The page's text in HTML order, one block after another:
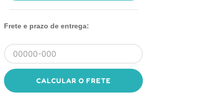
Frete e prazo de entrega:
CALCULAR O FRETE